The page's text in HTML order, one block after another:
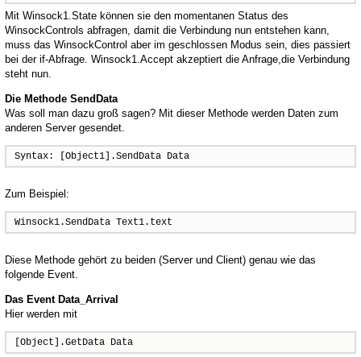
Mit Winsock1.State können sie den momentanen Status des
WinsockControls abfragen, damit die Verbindung nun entstehen kann,
muss das WinsockControl aber im geschlossen Modus sein, dies passiert
bei der if-Abfrage. Winsock1.Accept akzeptiert die Anfrage,die Verbindung
steht nun.
Die Methode SendData
Was soll man dazu groß sagen? Mit dieser Methode werden Daten zum
anderen Server gesendet.
Syntax: [Object1].SendData Data
Zum Beispiel:
Winsock1.SendData Text1.text
Diese Methode gehört zu beiden (Server und Client) genau wie das
folgende Event.
Das Event Data_Arrival
Hier werden mit
[Object].GetData Data